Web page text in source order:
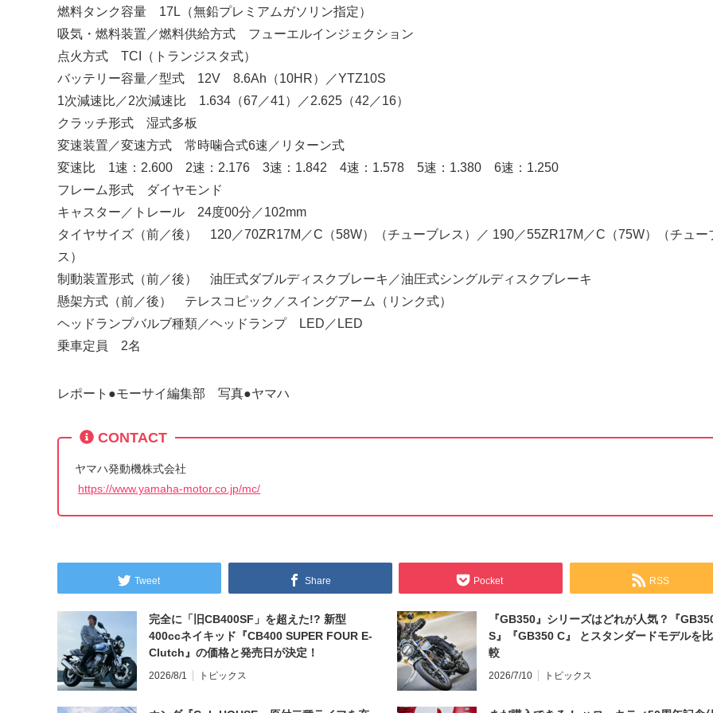
燃料タンク容量 17L（無鉛プレミアムガソリン指定）
吸気・燃料装置／燃料供給方式 フューエルインジェクション
点火方式 TCI（トランジスタ式）
バッテリー容量／型式 12V 8.6Ah（10HR）／YTZ10S
1次減速比／2次減速比 1.634（67／41）／2.625（42／16）
クラッチ形式 湿式多板
変速装置／変速方式 常時噛合式6速／リターン式
変速比 1速：2.600 2速：2.176 3速：1.842 4速：1.578 5速：1.380 6速：1.250
フレーム形式 ダイヤモンド
キャスター／トレール 24度00分／102mm
タイヤサイズ（前／後） 120／70ZR17M／C（58W）（チューブレス）／ 190／55ZR17M／C（75W）（チュー
ス）
制動装置形式（前／後） 油圧式ダブルディスクブレーキ／油圧式シングルディスクブレーキ
懸架方式（前／後） テレスコピック／スイングアーム（リンク式）
ヘッドランプバルブ種類／ヘッドランプ LED／LED
乗車定員 2名
レポート●モーサイ編集部 写真●ヤマハ
CONTACT
ヤマハ発動機株式会社
https://www.yamaha-motor.co.jp/mc/
Tweet Share Pocket RSS
完全に「旧CB400SF」を超えた!? 新型
400ccネイキッド『CB400 SUPER FOUR E-
Clutch』の価格と発売日が決定！
2026/8/1 トピックス
『GB350』シリーズはどれが人気？『
S』『GB350 C』 とスタンダードモデルを比
較
2026/7/10 トピックス